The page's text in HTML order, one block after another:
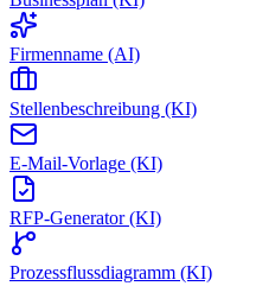
Firmenname (AI)
Stellenbeschreibung (KI)
E-Mail-Vorlage (KI)
RFP-Generator (KI)
Prozessflussdiagramm (KI)